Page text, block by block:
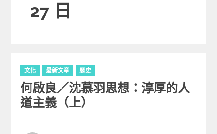
27 日
C
a
t
e
g
文化 最新文章 歷史
何啟良／沈慕羽思想：淳厚的人
道主義（上）